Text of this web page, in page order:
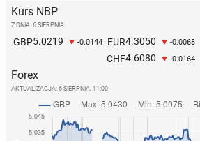
Kurs NBP
Z DNIA: 6 SIERPNIA
GBP5.0219 -0.0144 EUR4.3050 -0.0068
CHF4.6080 -0.0164
Forex
AKTUALIZACJA: 6 SIERPNIA, 11:00